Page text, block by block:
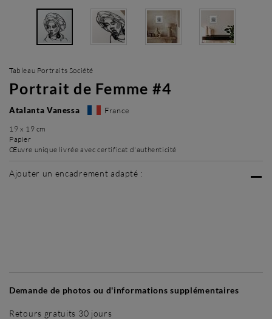
Tableau Portraits Société
Portrait de Femme #4
Atalanta Vanessa France
19 x 19 cm
Papier
Œuvre unique livrée avec certificat d'authenticité
Ajouter un encadrement adapté :
Demande de photos ou d'informations supplémentaires
Retours gratuits 30 jours